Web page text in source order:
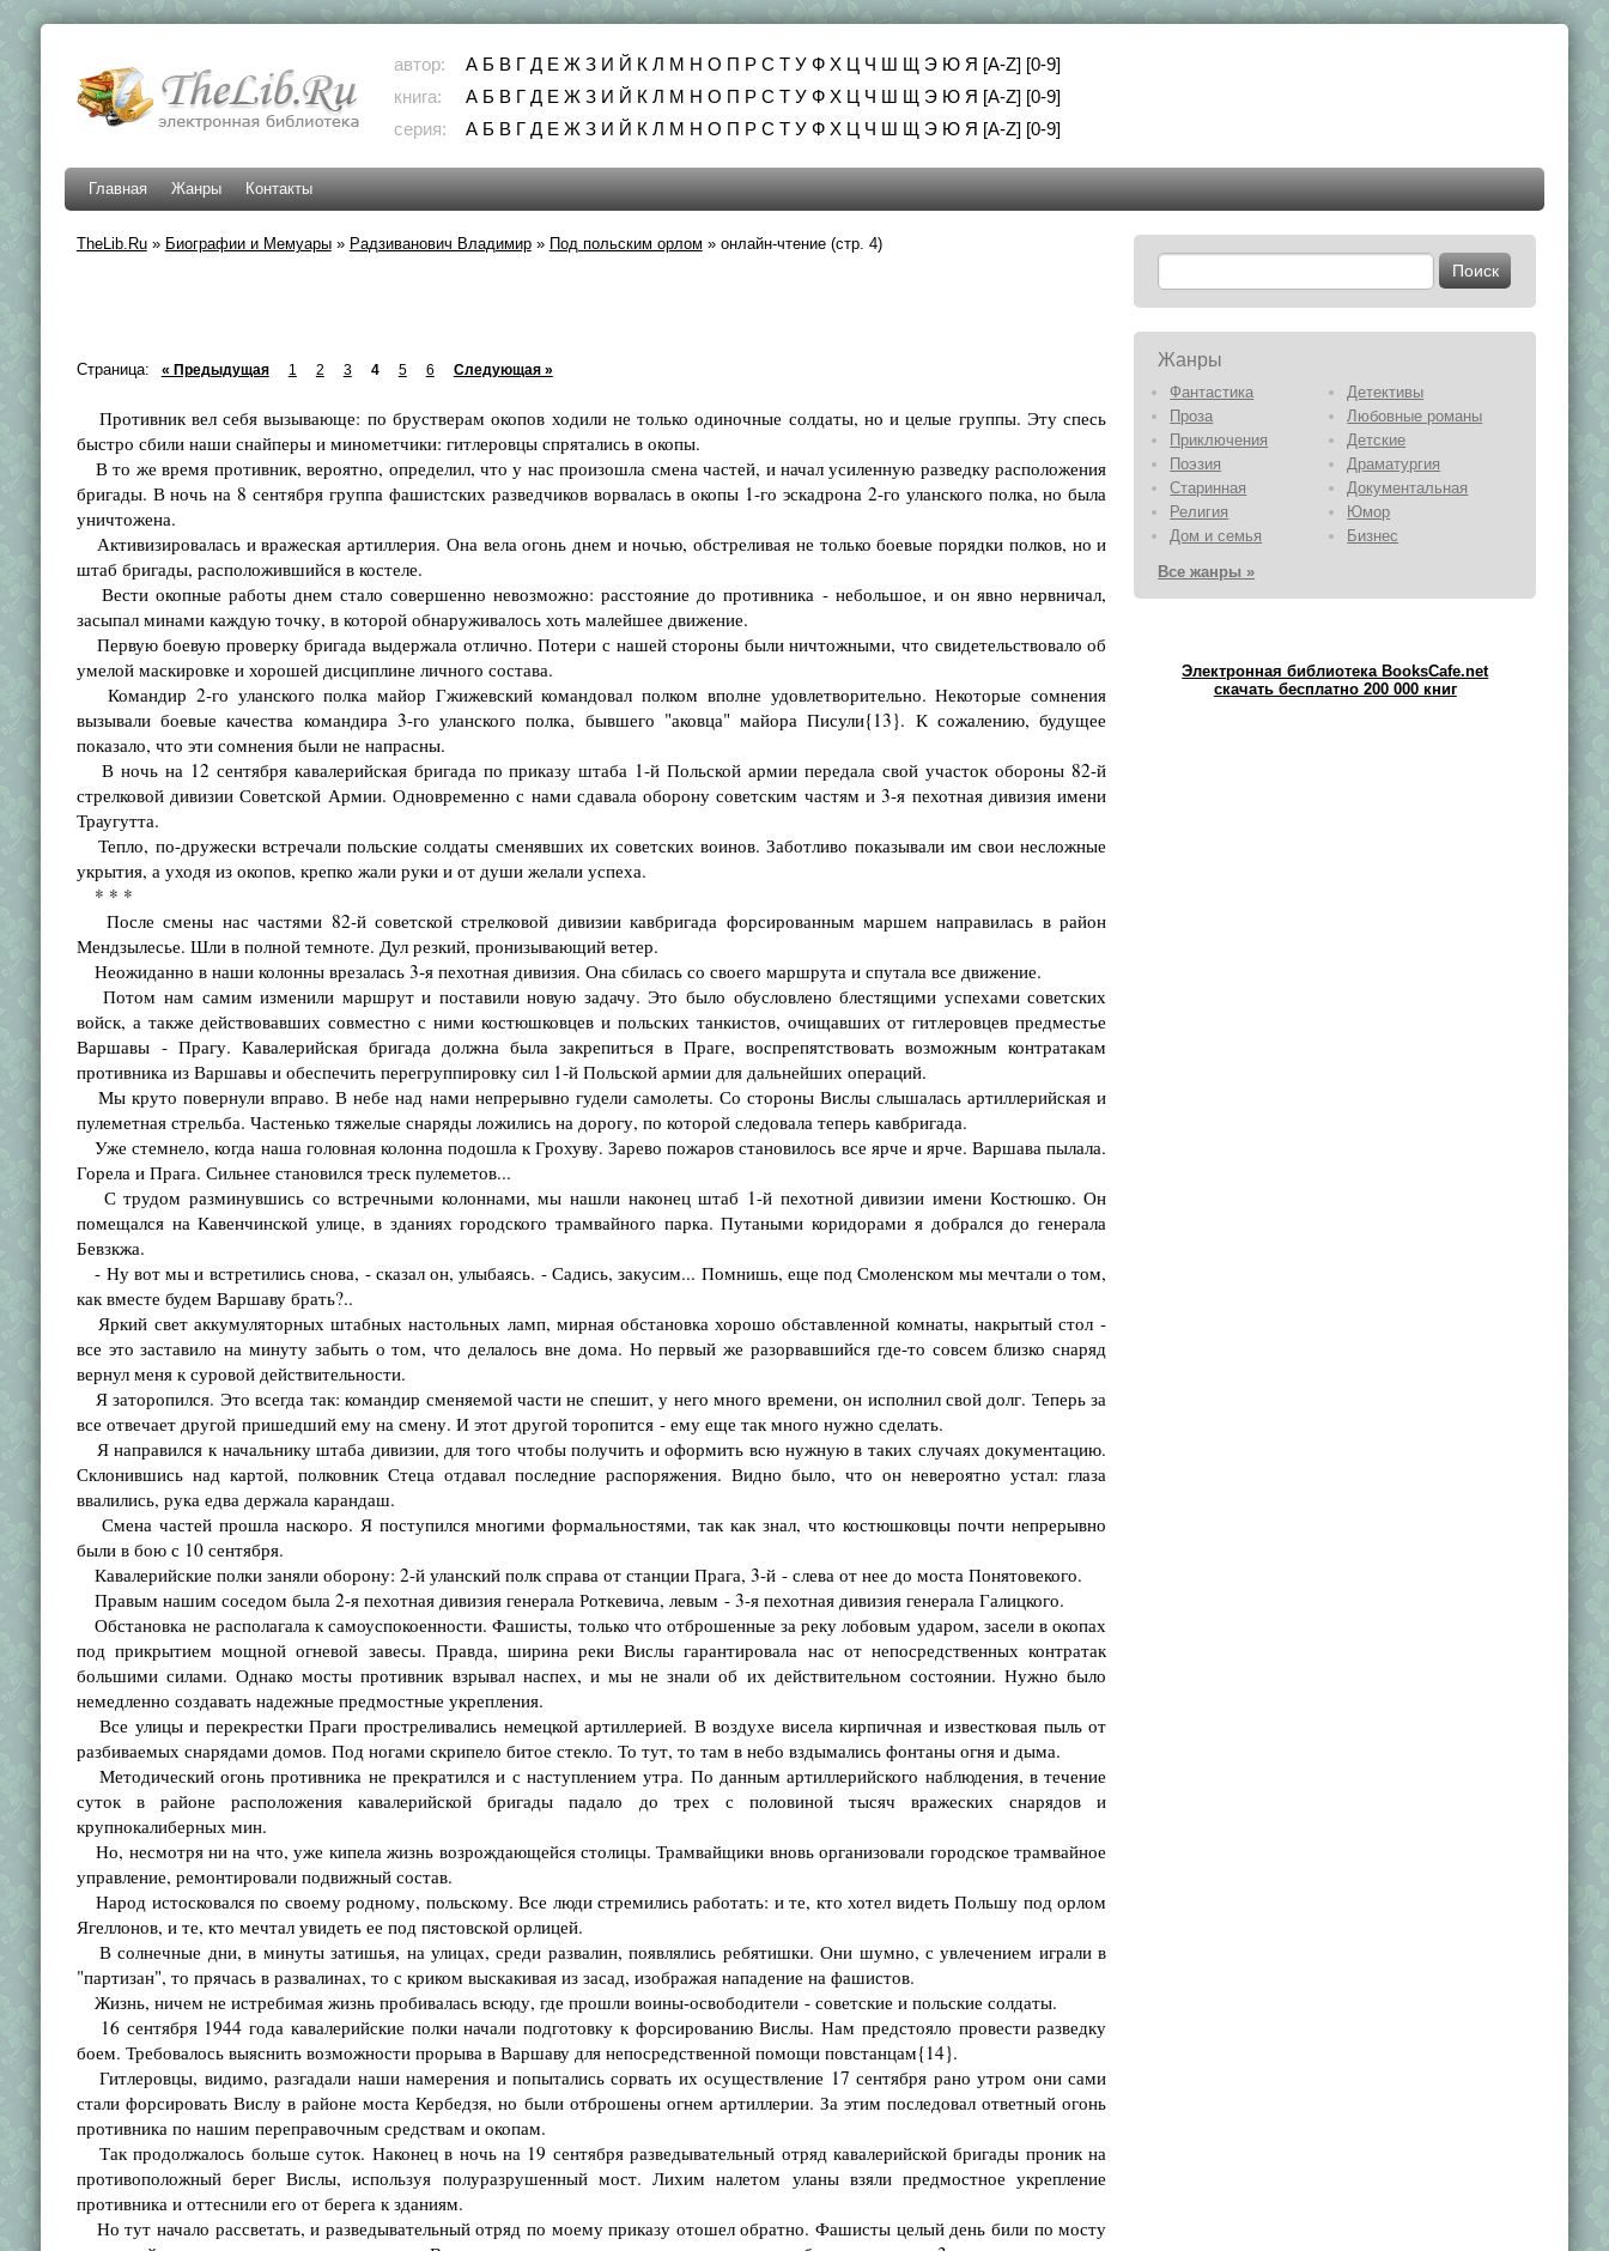
автор: А Б В Г Д Е Ж З И Й К Л М Н О П Р С Т У Ф Х Ц Ч Ш Щ Э Ю Я [A-Z] [0-9]
книга:
А Б В Г Д Е Ж З И Й К Л М Н О П Р С Т У Ф Х Ц Ч Ш Щ Э Ю Я [A-Z] [0-9]
серия:
А Б В Г Д Е Ж З И Й К Л М Н О П Р С Т У Ф Х Ц Ч Ш Щ Э Ю Я [A-Z] [0-9]
Главная Жанры Контакты
TheLib.Ru» Биографии и Мемуары» Радзиванович Владимир» Под польским орлом » онлайн-чтение (стр. 4)
Страница: « Предыдущая 1 2 3 4 5 6 Следующая »
Противник вел себя вызывающе: по брустверам окопов ходили не только одиночные солдаты, но и целые группы. Эту спесь
быстро сбили наши снайперы и минометчики: гитлеровцы спрятались в окопы.
В то же время противник, вероятно, определил, что у нас произошла смена частей, и начал усиленную разведку расположения
бригады. В ночь на 8 сентября группа фашистских разведчиков ворвалась в окопы 1-го эскадрона 2-го уланского полка, но была
уничтожена.
Активизировалась и вражеская артиллерия. Она вела огонь днем и ночью, обстреливая не только боевые порядки полков, но и
штаб бригады, расположившийся в костеле.
Вести окопные работы днем стало совершенно невозможно: расстояние до противника - небольшое, и он явно нервничал,
засыпал минами каждую точку, в которой обнаруживалось хоть малейшее движение.
Первую боевую проверку бригада выдержала отлично. Потери с нашей стороны были ничтожными, что свидетельствовало об
умелой маскировке и хорошей дисциплине личного состава.
Командир 2-го уланского полка майор Гжижевский командовал полком вполне удовлетворительно. Некоторые сомнения
вызывали боевые качества командира 3-го уланского полка, бывшего "аковца" майора Писули{13}. К сожалению, будущее
показало, что эти сомнения были не напрасны.
В ночь на 12 сентября кавалерийская бригада по приказу штаба 1-й Польской армии передала свой участок обороны 82-й
стрелковой дивизии Советской Армии. Одновременно с нами сдавала оборону советским частям и 3-я пехотная дивизия имени
Траугутта.
Тепло, по-дружески встречали польские солдаты сменявших их советских воинов. Заботливо показывали им свои несложные
укрытия, а уходя из окопов, крепко жали руки и от души желали успеха.
* * *
После смены нас частями 82-й советской стрелковой дивизии кавбригада форсированным маршем направилась в район
Мендзылесье. Шли в полной темноте. Дул резкий, пронизывающий ветер.
Неожиданно в наши колонны врезалась 3-я пехотная дивизия. Она сбилась со своего маршрута и спутала все движение.
Потом нам самим изменили маршрут и поставили новую задачу. Это было обусловлено блестящими успехами советских
войск, а также действовавших совместно с ними костюшковцев и польских танкистов, очищавших от гитлеровцев предместье
Варшавы - Прагу. Кавалерийская бригада должна была закрепиться в Праге, воспрепятствовать возможным контратакам
противника из Варшавы и обеспечить перегруппировку сил 1-й Польской армии для дальнейших операций.
Мы круто повернули вправо. В небе над нами непрерывно гудели самолеты. Со стороны Вислы слышалась артиллерийская и
пулеметная стрельба. Частенько тяжелые снаряды ложились на дорогу, по которой следовала теперь кавбригада.
Уже стемнело, когда наша головная колонна подошла к Грохуву. Зарево пожаров становилось все ярче и ярче. Варшава пылала.
Горела и Прага. Сильнее становился треск пулеметов...
С трудом разминувшись со встречными колоннами, мы нашли наконец штаб 1-й пехотной дивизии имени Костюшко. Он
помещался на Кавенчинской улице, в зданиях городского трамвайного парка. Путаными коридорами я добрался до генерала
Бевзкжа.
- Ну вот мы и встретились снова, - сказал он, улыбаясь. - Садись, закусим... Помнишь, еще под Смоленском мы мечтали о том,
как вместе будем Варшаву брать?..
Яркий свет аккумуляторных штабных настольных ламп, мирная обстановка хорошо обставленной комнаты, накрытый стол -
все это заставило на минуту забыть о том, что делалось вне дома. Но первый же разорвавшийся где-то совсем близко снаряд
вернул меня к суровой действительности.
Я заторопился. Это всегда так: командир сменяемой части не спешит, у него много времени, он исполнил свой долг. Теперь за
все отвечает другой пришедший ему на смену. И этот другой торопится - ему еще так много нужно сделать.
Я направился к начальнику штаба дивизии, для того чтобы получить и оформить всю нужную в таких случаях документацию.
Склонившись над картой, полковник Стеца отдавал последние распоряжения. Видно было, что он невероятно устал: глаза
ввалились, рука едва держала карандаш.
Смена частей прошла наскоро. Я поступился многими формальностями, так как знал, что костюшковцы почти непрерывно
были в бою с 10 сентября.
Кавалерийские полки заняли оборону: 2-й уланский полк справа от станции Прага, 3-й - слева от нее до моста Понятовекого.
Правым нашим соседом была 2-я пехотная дивизия генерала Роткевича, левым - 3-я пехотная дивизия генерала Галицкого.
Обстановка не располагала к самоуспокоенности. Фашисты, только что отброшенные за реку лобовым ударом, засели в окопах
под прикрытием мощной огневой завесы. Правда, ширина реки Вислы гарантировала нас от непосредственных контратак
большими силами. Однако мосты противник взрывал наспех, и мы не знали об их действительном состоянии. Нужно было
немедленно создавать надежные предмостные укрепления.
Все улицы и перекрестки Праги простреливались немецкой артиллерией. В воздухе висела кирпичная и известковая пыль от
разбиваемых снарядами домов. Под ногами скрипело битое стекло. То тут, то там в небо вздымались фонтаны огня и дыма.
Методический огонь противника не прекратился и с наступлением утра. По данным артиллерийского наблюдения, в течение
суток в районе расположения кавалерийской бригады падало до трех с половиной тысяч вражеских снарядов и
крупнокалиберных мин.
Но, несмотря ни на что, уже кипела жизнь возрождающейся столицы. Трамвайщики вновь организовали городское трамвайное
управление, ремонтировали подвижный состав.
Народ истосковался по своему родному, польскому. Все люди стремились работать: и те, кто хотел видеть Польшу под орлом
Ягеллонов, и те, кто мечтал увидеть ее под пястовской орлицей.
В солнечные дни, в минуты затишья, на улицах, среди развалин, появлялись ребятишки. Они шумно, с увлечением играли в
"партизан", то прячась в развалинах, то с криком выскакивая из засад, изображая нападение на фашистов.
Жизнь, ничем не истребимая жизнь пробивалась всюду, где прошли воины-освободители - советские и польские солдаты.
16 сентября 1944 года кавалерийские полки начали подготовку к форсированию Вислы. Нам предстояло провести разведку
боем. Требовалось выяснить возможности прорыва в Варшаву для непосредственной помощи повстанцам{14}.
Гитлеровцы, видимо, разгадали наши намерения и попытались сорвать их осуществление 17 сентября рано утром они сами
стали форсировать Вислу в районе моста Кербедзя, но были отброшены огнем артиллерии. За этим последовал ответный огонь
противника по нашим переправочным средствам и окопам.
Так продолжалось больше суток. Наконец в ночь на 19 сентября разведывательный отряд кавалерийской бригады проник на
противоположный берег Вислы, используя полуразрушенный мост. Лихим налетом уланы взяли предмостное укрепление
противника и оттеснили его от берега к зданиям.
Но тут начало рассветать, и разведывательный отряд по моему приказу отошел обратно. Фашисты целый день били по мосту
Жанры
Фантастика
Детективы
Проза
Любовные романы
Приключения
Детские
Поэзия
Драматургия
Старинная
Документальная
Религия
Юмор
Дом и семья
Бизнес
Все жанры »
Электронная библиотека BooksCafe.net
скачать бесплатно 200 000 книг